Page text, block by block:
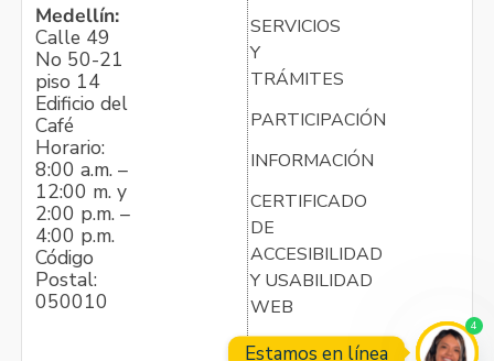
Medellín:
Calle 49
No 50-21
piso 14
Edificio del
Café
Horario:
8:00 a.m. –
12:00 m. y
2:00 p.m. –
4:00 p.m.
Código
Postal:
050010
SERVICIOS
Y
TRÁMITES
PARTICIPACIÓN
INFORMACIÓN
CERTIFICADO
DE
ACCESIBILIDAD
Y USABILIDAD
WEB
Estamos en línea
4